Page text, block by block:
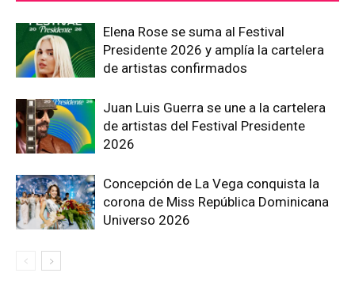
Elena Rose se suma al Festival
Presidente 2026 y amplía la cartelera
de artistas confirmados
Juan Luis Guerra se une a la cartelera
de artistas del Festival Presidente
2026
Concepción de La Vega conquista la
corona de Miss República Dominicana
Universo 2026